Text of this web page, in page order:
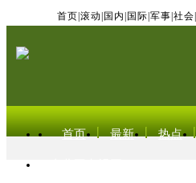
首页 滚动 国内 国际 军事 社会
首页 最新 热点